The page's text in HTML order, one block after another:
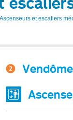
Ascenseurs et escaliers
Vendôme